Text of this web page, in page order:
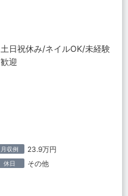
土日祝休み/ネイルOK/未経験
歓迎
月収例 23.9万円
休日 その他